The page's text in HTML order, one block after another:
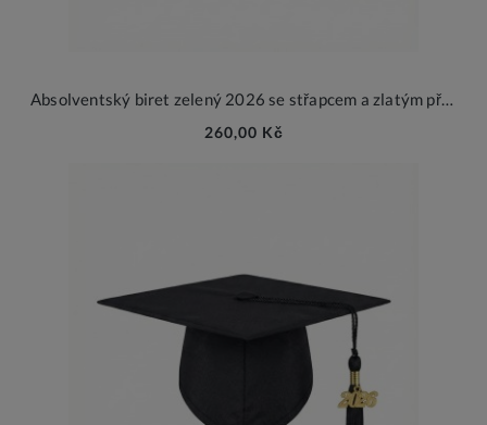
Absolventský biret zelený 2026 se střapcem a zlatým přívěskem
260,00 Kč